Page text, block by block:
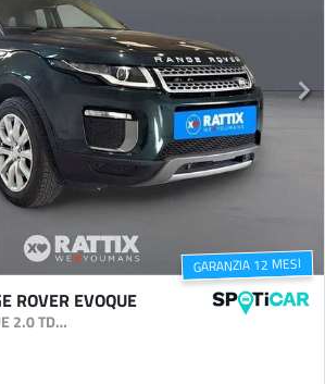
GARANZIA 12 MESI
ROVER EVOQUE
RANGE ROVER EVOQUE 2.0 TD4 180CV SE AUTO